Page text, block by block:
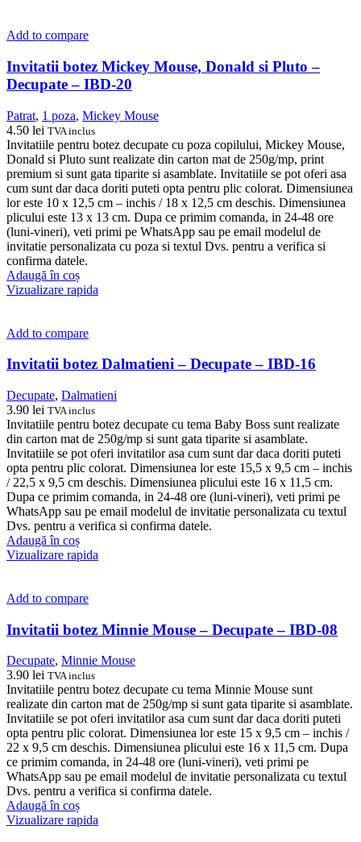
Add to compare
Invitatii botez Mickey Mouse, Donald si Pluto –
Decupate – IBD-20
Patrat, 1 poza, Mickey Mouse
4.50 lei TVA inclus
Invitatiile pentru botez decupate cu poza copilului, Mickey Mouse,
Donald si Pluto sunt realizate din carton mat de 250g/mp, print
premium si sunt gata tiparite si asamblate. Invitatiile se pot oferi asa
cum sunt dar daca doriti puteti opta pentru plic colorat. Dimensiunea
lor este 10 x 12,5 cm – inchis / 18 x 12,5 cm deschis. Dimensiunea
plicului este 13 x 13 cm. Dupa ce primim comanda, in 24-48 ore
(luni-vineri), veti primi pe WhatsApp sau pe email modelul de
invitatie personalizata cu poza si textul Dvs. pentru a verifica si
confirma datele.
Adaugă în coș
Vizualizare rapida
Add to compare
Invitatii botez Dalmatieni – Decupate – IBD-16
Decupate, Dalmatieni
3.90 lei TVA inclus
Invitatiile pentru botez decupate cu tema Baby Boss sunt realizate
din carton mat de 250g/mp si sunt gata tiparite si asamblate.
Invitatiile se pot oferi invitatilor asa cum sunt dar daca doriti puteti
opta pentru plic colorat. Dimensiunea lor este 15,5 x 9,5 cm – inchis
/ 22,5 x 9,5 cm deschis. Dimensiunea plicului este 16 x 11,5 cm.
Dupa ce primim comanda, in 24-48 ore (luni-vineri), veti primi pe
WhatsApp sau pe email modelul de invitatie personalizata cu textul
Dvs. pentru a verifica si confirma datele.
Adaugă în coș
Vizualizare rapida
Add to compare
Invitatii botez Minnie Mouse – Decupate – IBD-08
Decupate, Minnie Mouse
3.90 lei TVA inclus
Invitatiile pentru botez decupate cu tema Minnie Mouse sunt
realizate din carton mat de 250g/mp si sunt gata tiparite si asamblate.
Invitatiile se pot oferi invitatilor asa cum sunt dar daca doriti puteti
opta pentru plic colorat. Dimensiunea lor este 15 x 9,5 cm – inchis /
22 x 9,5 cm deschis. Dimensiunea plicului este 16 x 11,5 cm. Dupa
ce primim comanda, in 24-48 ore (luni-vineri), veti primi pe
WhatsApp sau pe email modelul de invitatie personalizata cu textul
Dvs. pentru a verifica si confirma datele.
Adaugă în coș
Vizualizare rapida